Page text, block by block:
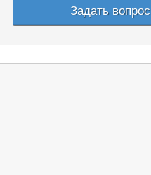
Задать вопрос